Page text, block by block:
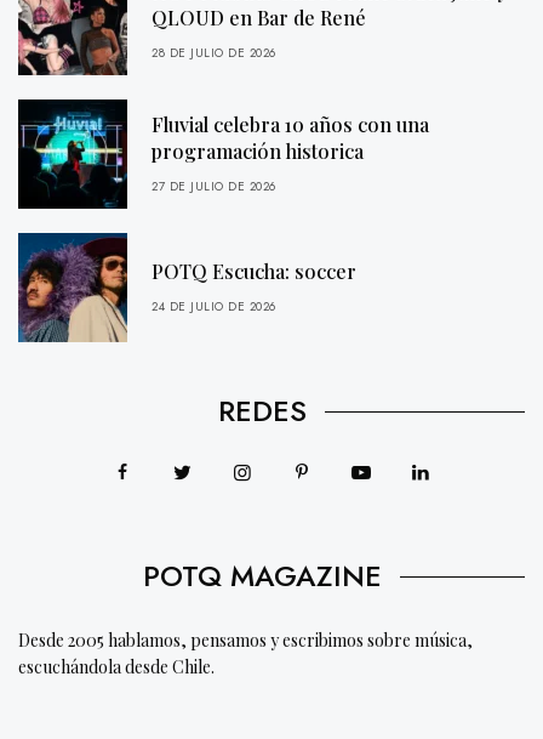
QLOUD en Bar de René
28 DE JULIO DE 2026
Fluvial celebra 10 años con una
programación historica
27 DE JULIO DE 2026
POTQ Escucha: soccer
24 DE JULIO DE 2026
REDES
POTQ MAGAZINE
Desde 2005 hablamos, pensamos y escribimos sobre música,
escuchándola desde Chile.